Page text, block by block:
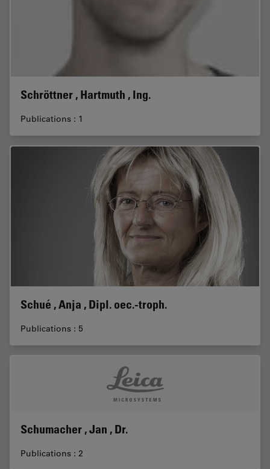
Schröttner , Hartmuth , Ing.
Publications : 1
Schué , Anja , Dipl. oec.-troph.
Publications : 5
Schumacher , Jan , Dr.
Publications : 2